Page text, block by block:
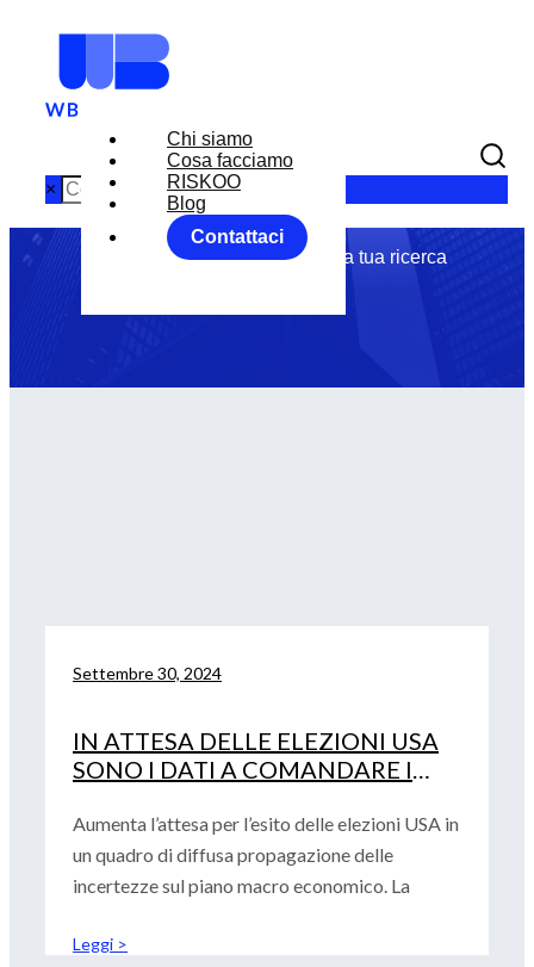
Chi siamo
Cosa facciamo
RISKOO
Blog
Contattaci
× Tag: fx
Abbiamo trovato 0 articoli per la tua ricerca
Settembre 30, 2024
IN ATTESA DELLE ELEZIONI USA
SONO I DATI A COMANDARE I
Aumenta l’attesa per l’esito delle elezioni USA in
un quadro di diffusa propagazione delle
incertezze sul piano macro economico. La
Leggi >